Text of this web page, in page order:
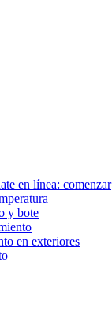
en línea: comenzar
y bote
en exteriores